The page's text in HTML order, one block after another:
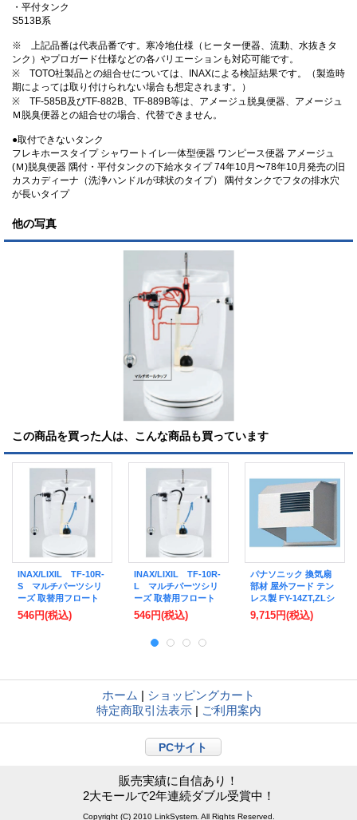
・平付タンク
S513B系
※ 上記品番は代表品番です。寒冷地仕様（ヒーター便器、流動、水抜きタ
ンク）やプロガード仕様などの各バリエーションも対応可能です。
※ TOTO社製品との組合せについては、INAXによる検証結果です。（製造時
期によっては取り付けられない場合も想定されます。）
※ TF-585B及びTF-882B、TF-889B等は、アメージュ脱臭便器、アメージュ
Ｍ脱臭便器との組合せの場合、代替できません。
●取付できないタンク
フレキホースタイプ シャワートイレ一体型便器 ワンピース便器 アメージュ
(Ｍ)脱臭便器 隅付・平付タンクの下給水タイプ 74年10月〜78年10月発売の旧
カスカディーナ（洗浄ハンドルが球状のタイプ） 隅付タンクでフタの排水穴
が長いタイプ
他の写真
この商品を買った人は、こんな商品も買っています
INAX/LIXIL TF-10R-
S マルチパーツシリ
ーズ 取替用フロート
ゴム玉（小）
546円(税込)
INAX/LIXIL TF-10R-
L マルチパーツシリ
ーズ 取替用フロート
ゴム玉（大）
546円(税込)
パナソニック 換気扇
部材 屋外フード テン
レス製 FY-14ZT,ZLシ
リーズ用 【FY-
HTX14】 [◇]
9,715円(税込)
ホーム | ショッピングカート
特定商取引法表示 | ご利用案内
PCサイト
販売実績に自信あり！
2大モールで2年連続ダブル受賞中！
Copyright (C) 2010 LinkSystem. All Rights Reserved.